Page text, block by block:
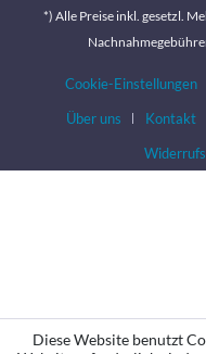
*) Alle Preise inkl. gesetzl.
Cookie-Einstellungen
Über uns
Kontakt
Diese Website benutzt